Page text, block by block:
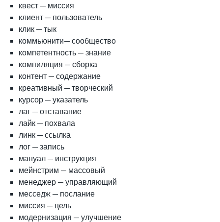
квест — миссия
клиент — пользователь
клик — тык
коммьюнити— сообщество
компетентность — знание
компиляция — сборка
контент — содержание
креативный — творческий
курсор — указатель
лаг — отставание
лайк — похвала
линк — ссылка
лог — запись
мануал — инструкция
мейнстрим — массовый
менеджер — управляющий
месседж — послание
миссия — цель
модернизация — улучшение